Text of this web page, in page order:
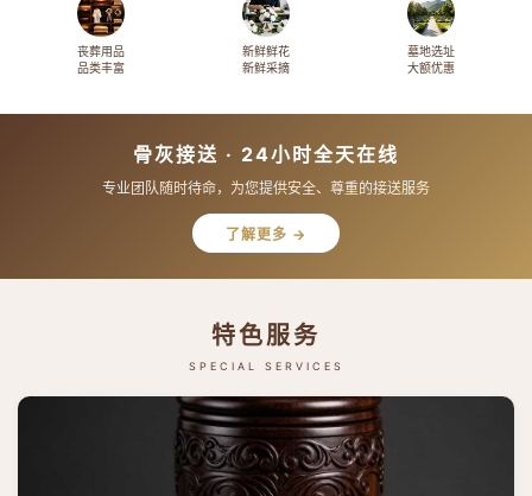
丧葬用品
品类丰富
新鲜鲜花
新鲜采摘
墓地选址
大额优惠
骨灰接送 · 24小时全天在线
专业团队随时待命，为您提供安全、尊重的接送服务
了解更多 →
特色服务
SPECIAL SERVICES